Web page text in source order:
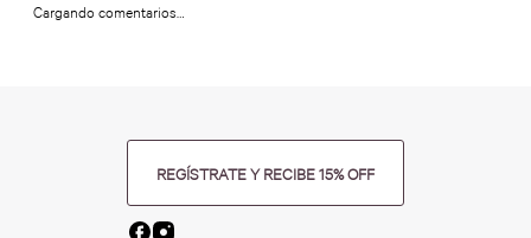
Cargando comentarios…
REGÍSTRATE Y RECIBE 15% OFF